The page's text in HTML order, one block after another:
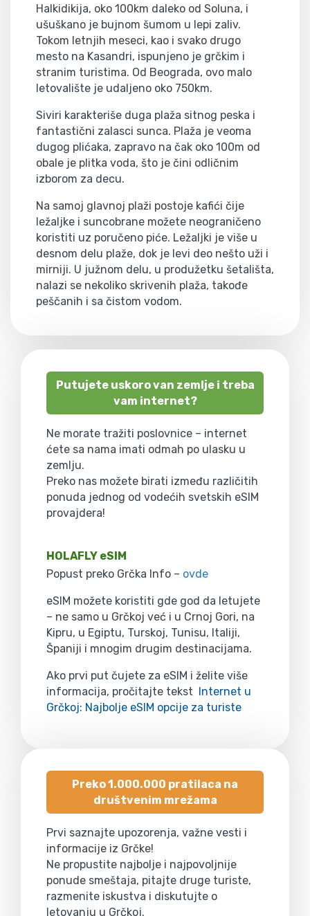
Halkidikija, oko 100km daleko od Soluna, i
ušuškano je bujnom šumom u lepi zaliv.
Tokom letnjih meseci, kao i svako drugo
mesto na Kasandri, ispunjeno je grčkim i
stranim turistima. Od Beograda, ovo malo
letovalište je udaljeno oko 750km.
Siviri karakteriše duga plaža sitnog peska i
fantastični zalasci sunca. Plaža je veoma
dugog plićaka, zapravo na čak oko 100m od
obale je plitka voda, što je čini odličnim
izborom za decu.
Na samoj glavnoj plaži postoje kafići čije
ležaljke i suncobrane možete neograničeno
koristiti uz poručeno piće. Ležaljki je više u
desnom delu plaže, dok je levi deo nešto uži i
mirniji. U južnom delu, u produžetku šetališta,
nalazi se nekoliko skrivenih plaža, takođe
peščanih i sa čistom vodom.
Putujete uskoro van zemlje i treba
vam internet?
Ne morate tražiti poslovnice – internet
ćete sa nama imati odmah po ulasku u
zemlju.
Preko nas možete birati između različitih
ponuda jednog od vodećih svetskih eSIM
provajdera!
HOLAFLY eSIM
Popust preko Grčka Info – ovde
eSIM možete koristiti gde god da letujete
– ne samo u Grčkoj već i u Crnoj Gori, na
Kipru, u Egiptu, Turskoj, Tunisu, Italiji,
Španiji i mnogim drugim destinacijama.
Ako prvi put čujete za eSIM i želite više
informacija, pročitajte tekst Internet u
Grčkoj: Najbolje eSIM opcije za turiste
Preko 1.000.000 pratilaca na
društvenim mrežama
Prvi saznajte upozorenja, važne vesti i
informacije iz Grčke!
Ne propustite najbolje i najpovoljnije
ponude smeštaja, pitajte druge turiste,
razmenite iskustva i diskutujte o
letovanju u Grčkoj.